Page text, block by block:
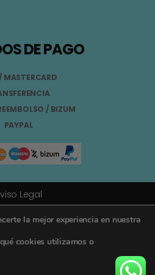
DE PAGO
MASTERCARD
/ BIZUM
PAYPAL
Legal
y Condiciones
de Privacidad
Nº 26.024094/GR
la mejor experiencia en nuestra
cookies utilizamos o